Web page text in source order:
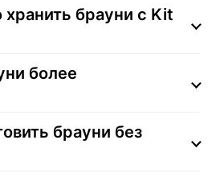
брауни с Kit
более
брауни без